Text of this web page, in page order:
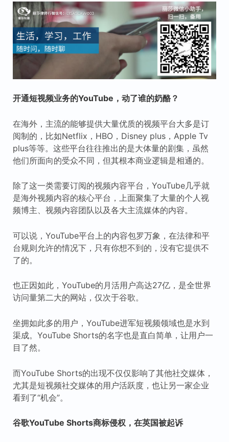
开通短视频业务的YouTube，动了谁的奶酪？
在海外，主流的能够提供大量优质的视频平台大多是订
阅制的，比如Netflix，HBO，Disney plus，Apple Tv
plus等等。这些平台往往推出的是大体量的剧集，虽然
他们所面向的受众不同，但其根本商业逻辑是相通的。
除了这一类需要订阅的视频内容平台，YouTube几乎就
是海外视频内容的核心平台，上面聚集了大量的个人视
频博主、视频内容团队以及各大主流媒体的内容。
可以说，YouTube平台上的内容包罗万象，在法律和平
台规则允许的情况下，只有你想不到的，没有它提供不
了的。
也正因如此，YouTube的月活用户高达27亿，是全世界
访问量第二大的网站，仅次于谷歌。
坐拥如此多的用户，YouTube进军短视频领域也是水到
渠成。YouTube Shorts的名字也是直白简单，让用户一
目了然。
而YouTube Shorts的出现不仅仅影响了其他社交媒体，
尤其是短视频社交媒体的用户活跃度，也让另一家企业
看到了“机会”。
谷歌YouTube Shorts商标侵权，在英国被起诉